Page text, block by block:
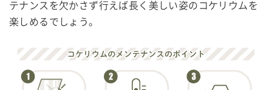
テナンスを欠かさず行えば長く美しい姿のコケリウムを
楽しめるでしょう。